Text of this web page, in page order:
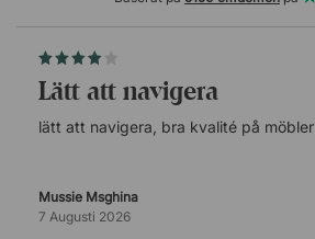
lätt att navigera
lätt att navigera, bra kvalité på möbler
Mussie Msghina
7 Augusti 2026